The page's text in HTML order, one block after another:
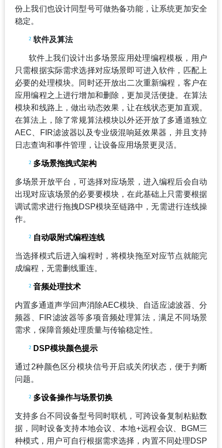
份上我们也设计同型号可做热备功能，让系统更加安全
稳定。
² 软件及算法
软件上我们设计出多场景应用处理编程模板，用户
只需根据实际需求选择对应场景即可进入软件，匹配上
必要的处理模块。同时还开放出二次重新编程，客户在
应用编程之上进行增加和删除，更加灵活便捷。在算法
模块和线路上，做出动态效果，让在线状态更加直观。
在算法上，除了常规算法模块以外还开放了多通道独立
AEC、FIR滤波器以及专业级混响延效果器，并且支持
日志查询和事件管理，让设备应用场景更灵活。
² 多场景拖拽式架构
多场景开放平台，可选择对应场景，进入编程后会自动
出现对应该场景的必要要模块，在此基础上只需要根据
调试需求进行拖拽DSP模块至链路中，无需进行连线操
作。
² 自动吸附式编程连线
当选择模式后进入编程时，将模块拖至对应节点就能完
成编程，无需删线重连。
² 音频处理技术
内置多通道声学回声消除AEC模块、自适应滤波器、分
频器、FIR滤波器等多项音频处理算法，满足不同场景
需求，保障音频处理质量与传输稳定性。
² DSP模块颜色提示
通过2种颜色区分模块信号开启或关闭状态，便于判断
问题。
² 多设备操作与场景切换
支持多台不同设备型号同时联机，可跨设备复制粘贴数
据，同时设备支持本地会议、本地+远程会议、BGM三
种模式，用户可自行根据需求选择，内置不同处理DSP